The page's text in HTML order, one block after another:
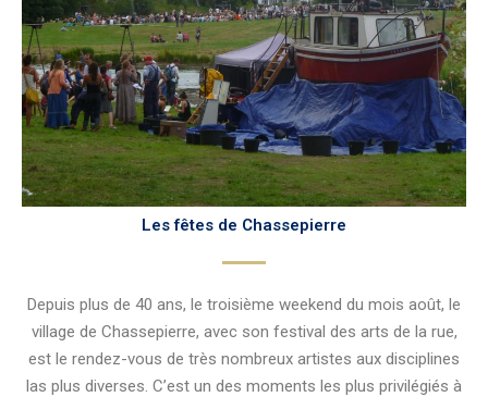
Les fêtes de Chassepierre
Depuis plus de 40 ans, le troisième weekend du mois août, le
village de Chassepierre, avec son festival des arts de la rue,
est le rendez-vous de très nombreux artistes aux disciplines
las plus diverses. C’est un des moments les plus privilégiés à